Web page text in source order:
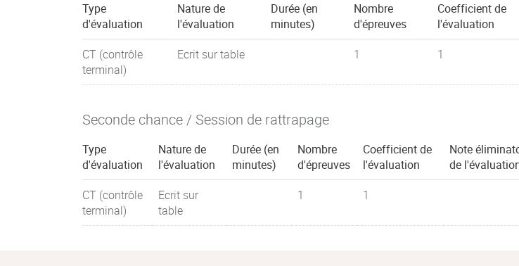
Type
d'évaluation
Nature de
l'évaluation
Durée (en
minutes)
Nombre
d'épreuves
Coefficient de
l'évaluation
CT (contrôle
terminal)
Ecrit sur table 1 1
Seconde chance / Session de rattrapage
Type
d'évaluation
Nature de
l'évaluation
Durée (en
minutes)
Nombre
d'épreuves
Coefficient de
l'évaluation
Note
de
CT (contrôle
terminal)
Ecrit sur
table
1 1